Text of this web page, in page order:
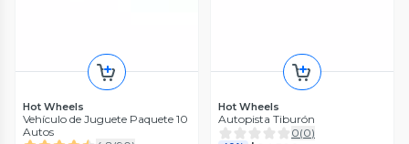
Hot Wheels
Vehículo de Juguete Paquete 10
Autos
Hot Wheels
Autopista Tiburón
0(0)